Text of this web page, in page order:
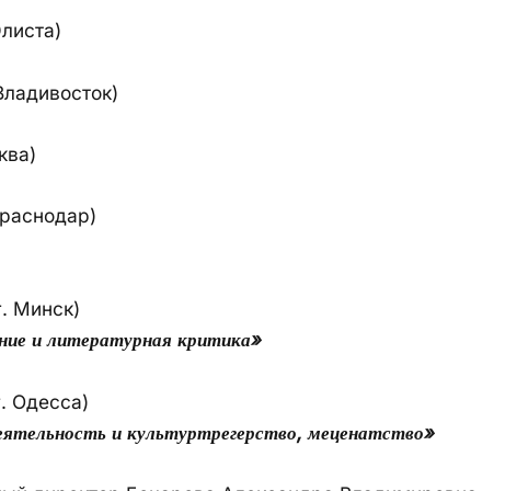
Минск)
и литературная критика»
Одесса)
и культуртрегерство, меценатство»